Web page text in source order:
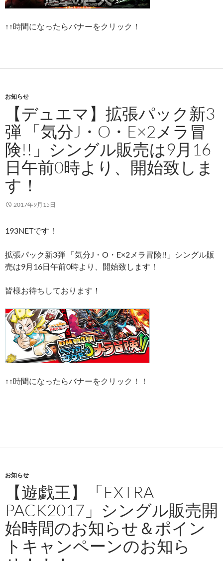
↑↑時間になったらバナーをクリック！
お知らせ
【デュエマ】拡張パック新3
弾 「気分J・O・E×2メラ冒
険!!」シングル販売は9月16
日午前0時より、開始致しま
す！
2017年9月15日
193NETです！
拡張パック新3弾 「気分J・O・E×2メラ冒険!!」シングル販
売は9月16日午前0時より、開始致します！
皆様お待ちしております！
↑↑時間になったらバナーをクリック！！
お知らせ
【遊戯王】「EXTRA
PACK2017」シングル販売開
始時間のお知らせ＆ポイン
トキャンペーンのお知ら